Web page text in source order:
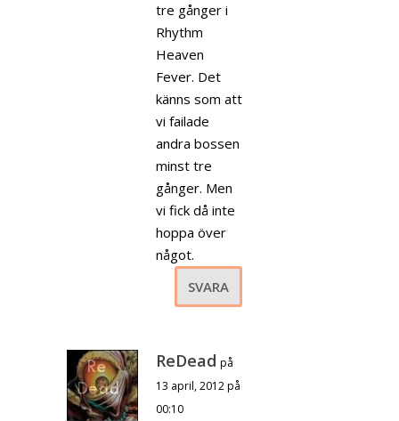
tre gånger i
Rhythm
Heaven
Fever. Det
känns som att
vi failade
andra bossen
minst tre
gånger. Men
vi fick då inte
hoppa över
något.
SVARA
ReDead på
13 april, 2012 på
00:10